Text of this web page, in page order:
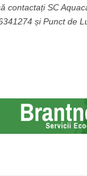
contactați SC
și Punct de